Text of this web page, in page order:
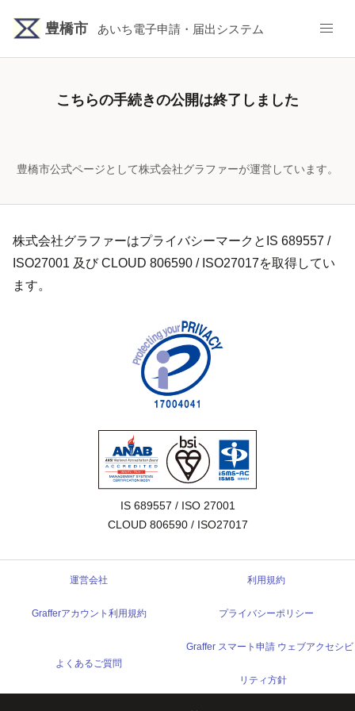
豊橋市 あいち電子申請・届出システム
こちらの手続きの公開は終了しました
豊橋市公式ページとして株式会社グラファーが運営しています。
株式会社グラファーはプライバシーマークとIS 689557 /
ISO27001 及び CLOUD 806590 / ISO27017を取得してい
ます。
IS 689557 / ISO 27001
CLOUD 806590 / ISO27017
運営会社 利用規約
Grafferアカウント利用規約 プライバシーポリシー
よくあるご質問
Graffer スマート申請 ウェブアクセシビ
リティ方針